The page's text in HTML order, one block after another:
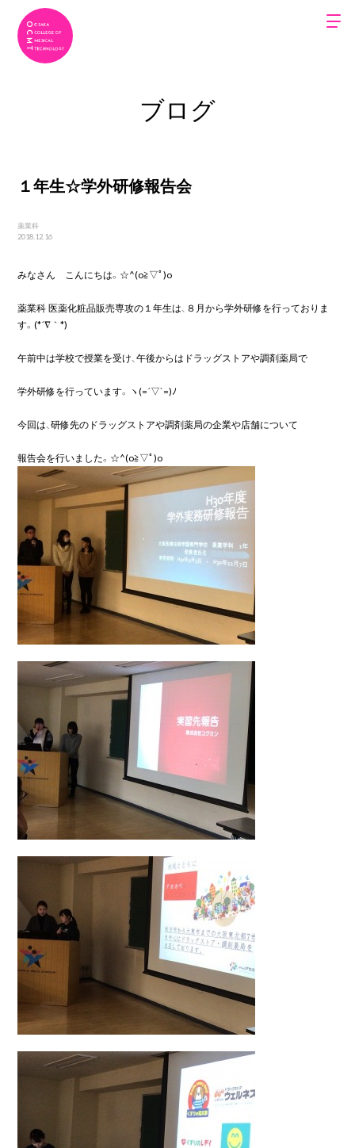
ブログ
１年生☆学外研修報告会
薬業科
2018.12.16
みなさん　こんにちは。☆^(o≧▽ﾟ)o
薬業科 医薬化粧品販売専攻の１年生は、８月から学外研修を行っておりま
す。(*´∇｀*)
午前中は学校で授業を受け、午後からはドラッグストアや調剤薬局で
学外研修を行っています。ヽ(=´▽`=)ﾉ
今回は、研修先のドラッグストアや調剤薬局の企業や店舗について